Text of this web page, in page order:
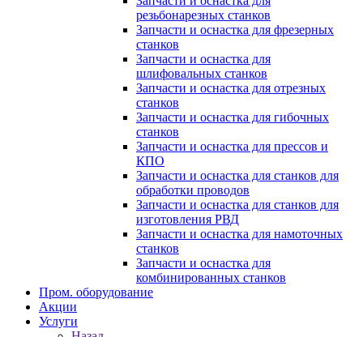
резьбонарезных станков
Запчасти и оснастка для фрезерных
станков
Запчасти и оснастка для
шлифовальных станков
Запчасти и оснастка для отрезных
станков
Запчасти и оснастка для гибочных
станков
Запчасти и оснастка для прессов и
КПО
Запчасти и оснастка для станков для
обработки проводов
Запчасти и оснастка для станков для
изготовления РВД
Запчасти и оснастка для намоточных
станков
Запчасти и оснастка для
комбинированных станков
Пром. оборудование
Акции
Услуги